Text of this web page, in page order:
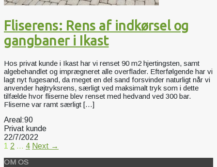
Fliserens: Rens af indkørsel og
gangbaner i Ikast
Hos privat kunde i Ikast har vi renset 90 m2 hjertingsten, samt
algebehandlet og imprægneret alle overflader. Efterfølgende har vi
lagt nyt fugesand, da meget en del sand forsvinder naturligt når vi
anvender højtryksrens, særligt ved maksimalt tryk som i dette
tilfælde hvor fliserne blev renset med hedvand ved 300 bar.
Fliserne var ramt særligt […]
Areal:90
Privat kunde
22/7/2022
1 2 … 4 Next →
OM OS